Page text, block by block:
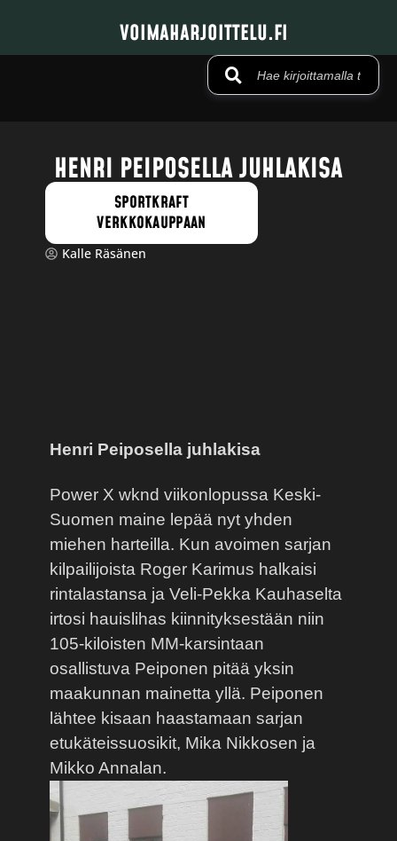
VOIMAHARJOITTELU.FI
HENRI PEIPOSELLA JUHLAKISA
SPORTKRAFT
VERKKOKAUPPAAN
Kalle Räsänen
Henri Peiposella juhlakisa
Power X wknd viikonlopussa Keski-
Suomen maine lepää nyt yhden
miehen harteilla. Kun avoimen sarjan
kilpailijoista Roger Karimus halkaisi
rintalastansa ja Veli-Pekka Kauhaselta
irtosi hauislihas kiinnityksestään niin
105-kiloisten MM-karsintaan
osallistuva Peiponen pitää yksin
maakunnan mainetta yllä. Peiponen
lähtee kisaan haastamaan sarjan
etukäteissuosikit, Mika Nikkosen ja
Mikko Annalan.